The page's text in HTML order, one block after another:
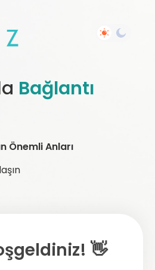
Bağlantı
Önemli Anları
👋